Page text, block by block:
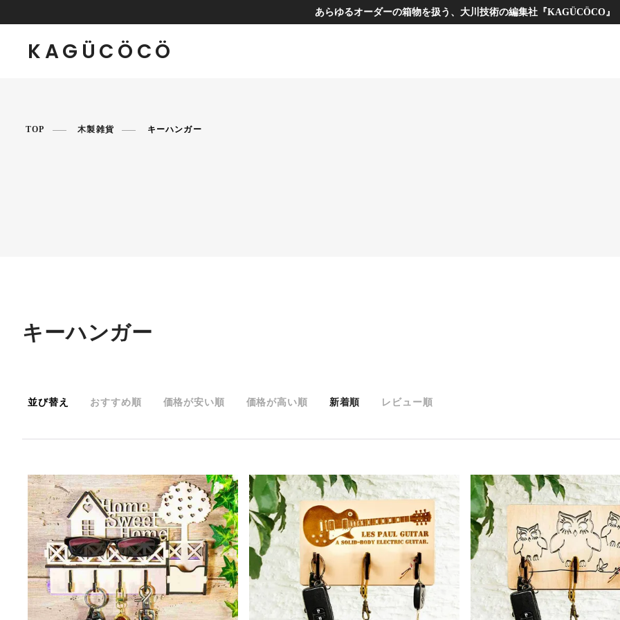
あらゆるオーダーの箱物を扱う、大川技術の編集社『KAGÜCÖCO』
KAGÜCÖCÖ
TOP 木製雑貨 キーハンガー
キーハンガー
並び替え おすすめ順 価格が安い順 価格が高い順 新着順 レビュー順